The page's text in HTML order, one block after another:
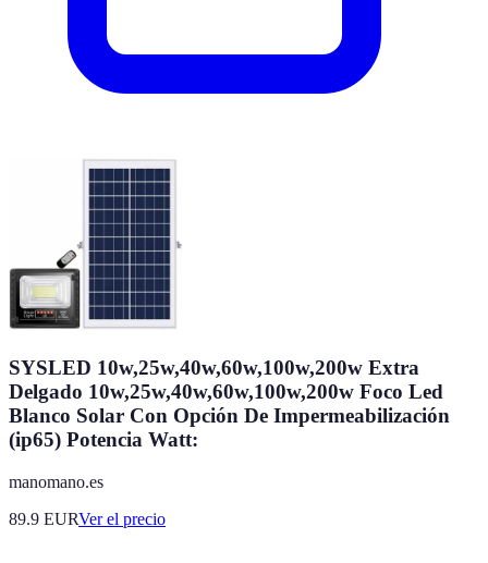
SYSLED 10w,25w,40w,60w,100w,200w Extra
Delgado 10w,25w,40w,60w,100w,200w Foco Led
Blanco Solar Con Opción De Impermeabilización
(ip65) Potencia Watt:
manomano.es
89.9 EURVer el precio